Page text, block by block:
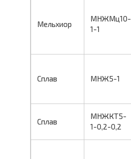
Мельхиор
МНЖМц10-
1-1
Сплав МНЖ5-1
Сплав
МНЖКТ5-
1-0,2-0,2